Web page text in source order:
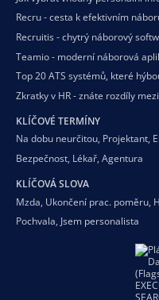
Recru - cesta k efektivním
Recruitis - chytrý náborový
Teamio - moderní náborová
Top 20 ATS systémů, které
Zkratky v HR - znáte rozdíly mezi
KLÍČOVÉ TERMÍNY
Na dobu neurčitou, Projektant,
Bezpečnost, Lékař, Agentura
KLÍČOVÁ SLOVA
Mzda, Ukončení prac. poměru,
Pochvala, Jsem personalista